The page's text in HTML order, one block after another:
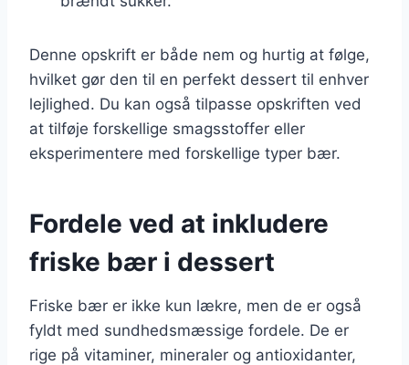
Denne opskrift er både nem og hurtig at følge,
hvilket gør den til en perfekt dessert til enhver
lejlighed. Du kan også tilpasse opskriften ved
at tilføje forskellige smagsstoffer eller
eksperimentere med forskellige typer bær.
Fordele ved at inkludere
friske bær i dessert
Friske bær er ikke kun lækre, men de er også
fyldt med sundhedsmæssige fordele. De er
rige på vitaminer, mineraler og antioxidanter,